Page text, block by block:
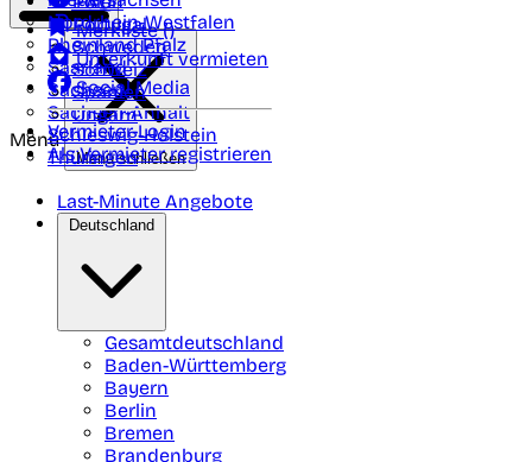
Nordrhein-Westfalen
Rheinland Pfalz
Saarland
Sachsen
Sachsen-Anhalt
Schleswig-Holstein
Thüringen
Portugal
Schweden
Schweiz
Spanien
Ungarn
Merkliste ()
Unterkunft vermieten
Social Media
Vermieter-Login
Als Vermieter registrieren
Menü
Menü schließen
Last-Minute Angebote
Deutschland
Gesamtdeutschland
Baden-Württemberg
Bayern
Berlin
Bremen
Brandenburg